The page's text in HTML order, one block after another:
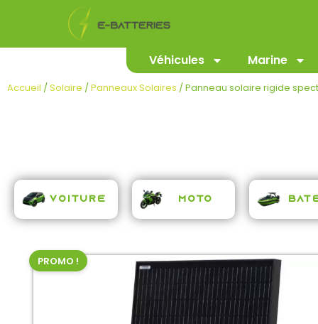
Véhicules Marine
Accueil /Solaire /Panneaux Solaires / Panneau solaire rigide
Voiture Moto
PROMO !